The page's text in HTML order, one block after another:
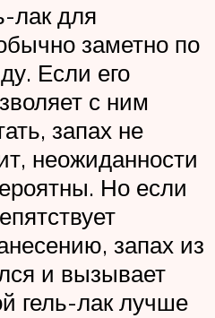
лак для
заметно по
Если его
с ним
запах не
неожиданности
Но если
запах из
и вызывает
гель-лак лучше